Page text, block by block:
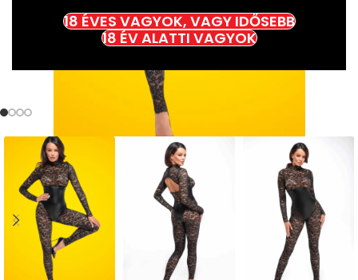
18 ÉVES VAGYOK, VAGY IDŐSEBB
18 ÉV ALATTI VAGYOK